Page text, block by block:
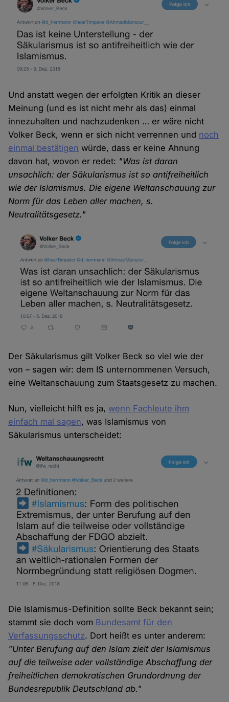
Und anstatt wegen der erfolgten Kritik an dieser
Meinung (und es ist nicht mehr als das) einmal
innezuhalten und nachzudenken … er wäre nicht
Volker Beck, wenn er sich nicht verrennen und noch
einmal bestätigen würde, dass er keine Ahnung
davon hat, wovon er redet: "Was ist daran
unsachlich: der Säkularismus ist so antifreiheitlich
wie der Islamismus. Die eigene Weltanschauung zur
Norm für das Leben aller machen, s.
Neutralitätsgesetz."
Der Säkularismus gilt Volker Beck so viel wie der
von – sagen wir: dem IS unternommenen Versuch,
eine Weltanschauung zum Staatsgesetz zu machen.
Nun, vielleicht hilft es ja, wenn Fachleute ihm
einfach mal sagen, was Islamismus von
Säkularismus unterscheidet:
Die Islamismus-Definition sollte Beck bekannt sein;
stammt sie doch vom Bundesamt für den
Verfassungsschutz. Dort heißt es unter anderem:
"Unter Berufung auf den Islam zielt der Islamismus
auf die teilweise oder vollständige Abschaffung der
freiheitlichen demokratischen Grundordnung der
Bundesrepublik Deutschland ab."